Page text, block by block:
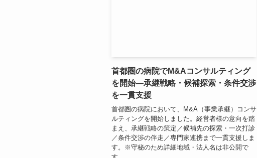
首都圏の病院でM&Aコンサルティング
を開始—承継戦略・候補探索・条件交渉
を一貫支援
首都圏の病院において、M&A（事業承継）コンサ
ルティングを開始しました。経営者様の意向を踏
まえ、承継戦略の策定／候補先の探索・一次打診
／条件交渉の伴走／専門家連携まで一貫支援しま
す。※守秘のため詳細地域・法人名は非公開で